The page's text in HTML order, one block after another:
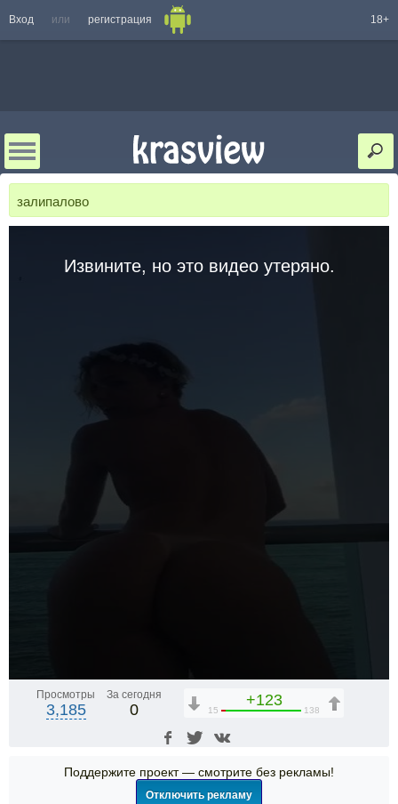
Вход или регистрация 18+
залипалово
Извините, но это видео утеряно.
Просмотры
3,185
За сегодня
0
+123
15 138
Поддержите проект — смотрите без рекламы!
Отключить рекламу